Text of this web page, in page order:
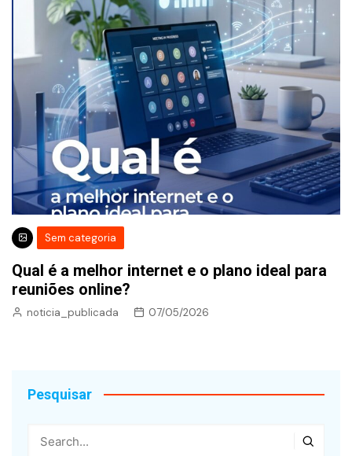
Sem categoria
Qual é a melhor internet e o plano ideal para
reuniões online?
noticia_publicada 07/05/2026
Pesquisar